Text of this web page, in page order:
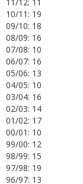
10/11: 19
09/10: 18
08/09: 16
07/08: 10
06/07: 16
05/06: 13
04/05: 10
03/04: 16
02/03: 14
01/02: 17
00/01: 10
99/00: 12
98/99: 15
97/98: 19
96/97: 13